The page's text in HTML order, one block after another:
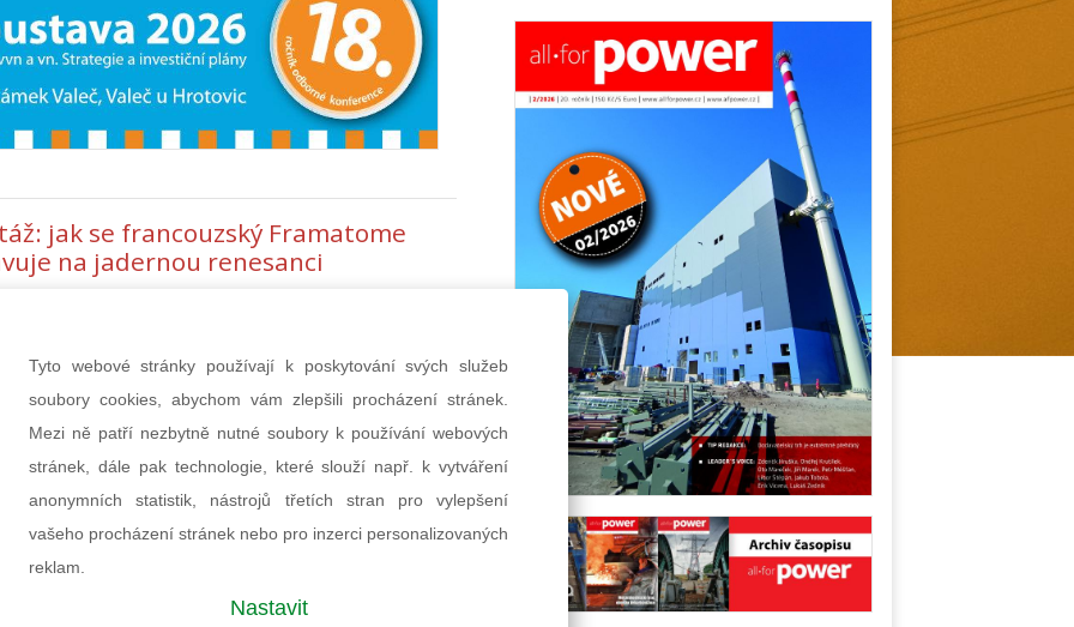
jak se francouzský Framatome
na jadernou renesanci
EDF, největší provozovatel jaderných
na světě, se snaží zvýšit výrobu nových
nebývalým tempem. Tato výzva nutí její dceřinou
Framatome, aby přehodnotila své dosavadní
Přinášíme reportáž francouzského
L´Usine Nouvelle ze zákulisí této transformace.
2024
Tyto webové stránky používají k poskytování svých služeb
soubory cookies, abychom vám zlepšili procházení stránek.
Mezi ně patří nezbytně nutné soubory k používání webových
stránek, dále pak technologie, které slouží např. k vytváření
anonymních statistik, nástrojů třetích stran pro vylepšení
vašeho procházení stránek nebo pro inzerci personalizovaných
reklam.
Nastavit